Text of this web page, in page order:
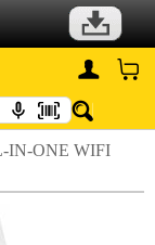
ONE WIFI